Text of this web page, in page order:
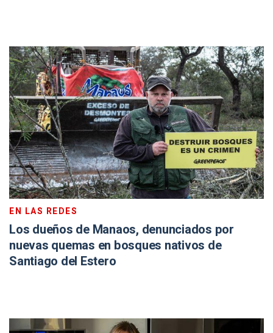
EN LAS REDES
Los dueños de Manaos, denunciados por
nuevas quemas en bosques nativos de
Santiago del Estero